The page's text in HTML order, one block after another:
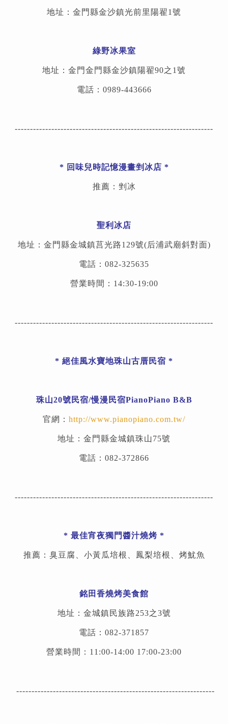
地址：金門縣金沙鎮光前里陽翟1號
綠野冰果室
地址：金門金門縣金沙鎮陽翟90之1號
電話：0989-443666
-----------------------------------------------------------------
* 回味兒時記憶漫畫剉冰店 *
推薦：剉冰
聖利冰店
地址：金門縣金城鎮莒光路129號(后浦武廟斜對面)
電話：082-325635
營業時間：14:30-19:00
-----------------------------------------------------------------
* 絕佳風水寶地珠山古厝民宿 *
珠山20號民宿/慢漫民宿PianoPiano B&B
官網： http://www.pianopiano.com.tw/
地址：金門縣金城鎮珠山75號
電話：082-372866
-----------------------------------------------------------------
* 最佳宵夜獨門醬汁燒烤 *
推薦：臭豆腐、小黃瓜培根、鳳梨培根、烤魷魚
銘田香燒烤美食館
地址：金城鎮民族路253之3號
電話：082-371857
營業時間：11:00-14:00 17:00-23:00
-----------------------------------------------------------------